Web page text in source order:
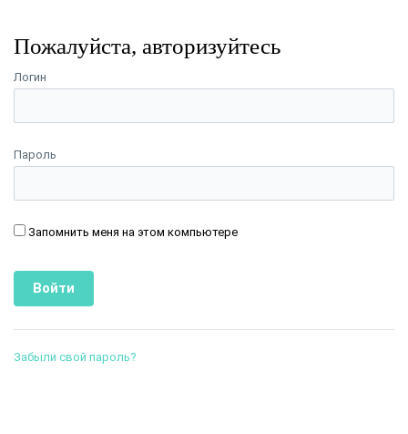
Пожалуйста, авторизуйтесь
Логин
Пароль
Запомнить меня на этом компьютере
Забыли свой пароль?